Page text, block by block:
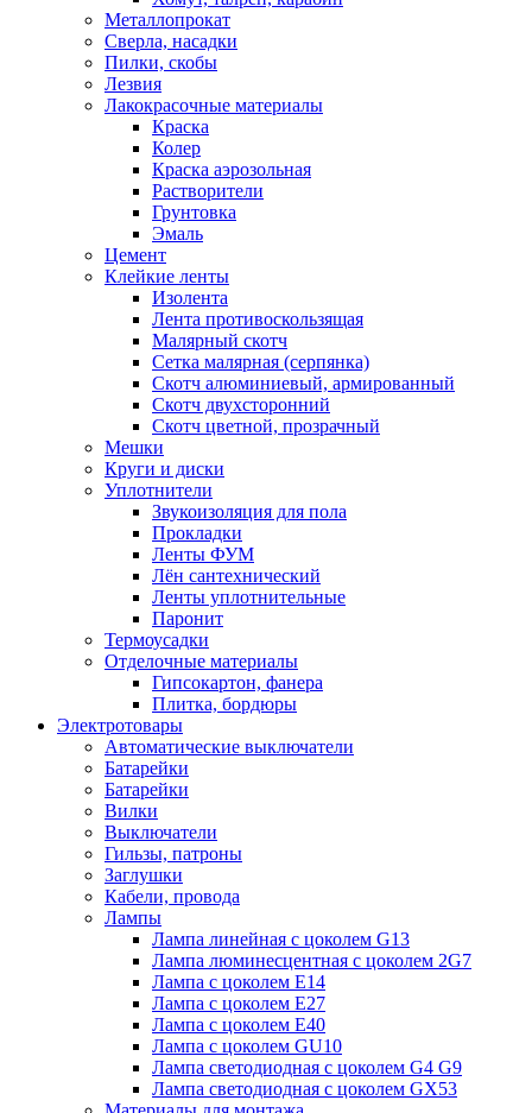
Металлопрокат
Сверла, насадки
Пилки, скобы
Лезвия
Лакокрасочные материалы
Краска
Колер
Краска аэрозольная
Растворители
Грунтовка
Эмаль
Цемент
Клейкие ленты
Изолента
Лента противоскользящая
Малярный скотч
Сетка малярная (серпянка)
Скотч алюминиевый, армированный
Скотч двухсторонний
Скотч цветной, прозрачный
Мешки
Круги и диски
Уплотнители
Звукоизоляция для пола
Прокладки
Ленты ФУМ
Лён сантехнический
Ленты уплотнительные
Паронит
Термоусадки
Отделочные материалы
Гипсокартон, фанера
Плитка, бордюры
Электротовары
Автоматические выключатели
Батарейки
Батарейки
Вилки
Выключатели
Гильзы, патроны
Заглушки
Кабели, провода
Лампы
Лампа линейная с цоколем G13
Лампа люминесцентная с цоколем 2G7
Лампа с цоколем E14
Лампа с цоколем E27
Лампа с цоколем E40
Лампа с цоколем GU10
Лампа светодиодная с цоколем G4 G9
Лампа светодиодная с цоколем GX53